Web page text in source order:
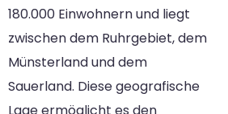
180.000 Einwohnern und liegt
zwischen dem Ruhrgebiet, dem
Münsterland und dem
Sauerland. Diese geografische
Lage ermöglicht es den